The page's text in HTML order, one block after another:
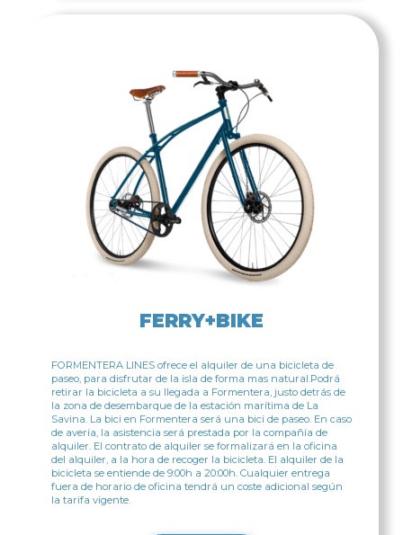
FERRY+BIKE
FORMENTERA LINES ofrece el alquiler de una bicicleta de
paseo, para disfrutar de la isla de forma mas natural.Podrá
retirar la bicicleta a su llegada a Formentera, justo detrás de
la zona de desembarque de la estación marítima de La
Savina. La bici en Formentera será una bici de paseo. En caso
de avería, la asistencia será prestada por la compañía de
alquiler. El contrato de alquiler se formalizará en la oficina
del alquiler, a la hora de recoger la bicicleta. El alquiler de la
bicicleta se entiende de 9:00h a 20:00h. Cualquier entrega
fuera de horario de oficina tendrá un coste adicional según
la tarifa vigente.